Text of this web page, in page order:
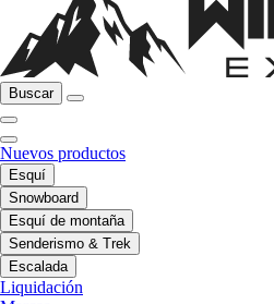
Buscar
Nuevos productos
Esquí
Snowboard
Esquí de montaña
Senderismo & Trek
Escalada
Liquidación